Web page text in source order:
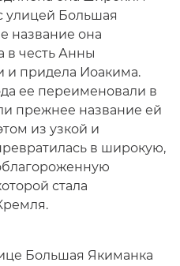
улицей Большая
название она
в честь Анны
и придела Иоакима.
ее переименовали в
прежнее название ей
из узкой и
в широкую,
стала
Большая Якиманка